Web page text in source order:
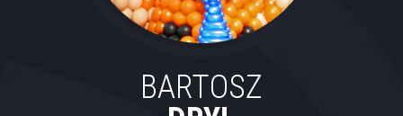
BARTOSZ